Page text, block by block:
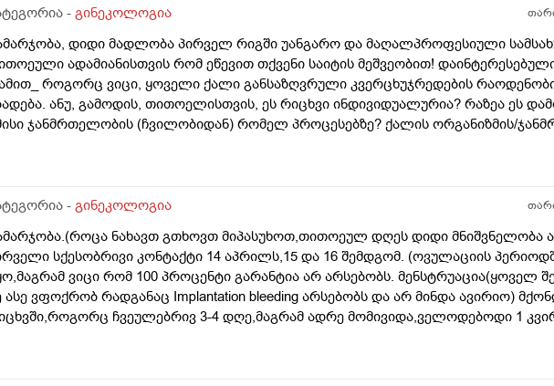
- გინეკოლოგია
დიდი მადლობა პირველ რიგში უანგარო და მაღალპროფესიული
ადამიანისთვის რომ ეწევით თქვენი საიტის მეშვეობით!
როგორც ვიცი, ყოველი ქალი განსაზღვრული კვერცხუჯრედების
ანუ, გამოდის, თითოელისთვის, ეს რიცხვი ინდივიდუალურია? რაზეა ეს
ჯანმრთელობის (ჩვილობიდან) რომელ პროცესებზე? ქალის ორგანიზმის/
კვერცხუჯრედებისა, დაბადების პროცესიდან და ზოგს კი მცირე?
- გინეკოლოგია
ნახავთ გთხოვთ მიპასუხოთ,თითოეულ დღეს დიდი მნიშვნელობა
სქესობრივი კონტაქტი 14 აპრილს,15 და 16 შემდგომ. (ოვულაციის
ვიცი რომ 100 პროცენტი გარანტია არ არსებობს. მენსტრუაცია(ყოველ
ასე ვფოქრობ რადგანაც Implantation bleeding არსებობს და არ მინდა ავირიო)
ჩვეულებრივ 3-4 დღე,მაგრამ ადრე მომივიდა,ველოდებოდი 1
იყო. ეგ უცნაური შეგრძნება რამოდენიმე დღე მქონდა. ახლა